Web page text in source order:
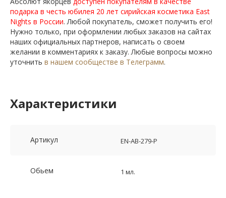
подарка в честь юбилея 20 лет сирийская косметика East
Nights в России. Любой покупатель, сможет получить его!
Нужно только, при оформлении любых заказов на сайтах
наших официальных партнеров, написать о своем
желании в комментариях к заказу. Любые вопросы можно
уточнить в нашем сообществе в Телеграмм.
Характеристики
Артикул EN-AB-279-P
Обьем 1 мл.